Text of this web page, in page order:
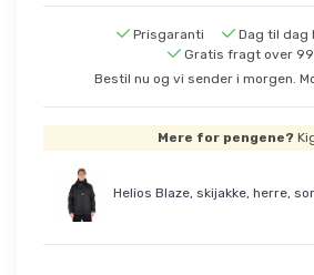
Prisgaranti
Dag til dag
Gratis fragt over
Bestil nu og vi sender i morgen.
Mere for pengene?
Helios Blaze, skijakke, herre,